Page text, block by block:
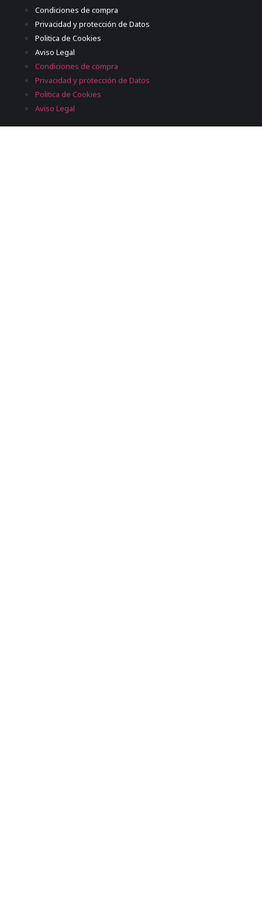
Condiciones de compra
Privacidad y protección de Datos
Politica de Cookies
Aviso Legal
Condiciones de compra
Privacidad y protección de Datos
Politica de Cookies
Aviso Legal